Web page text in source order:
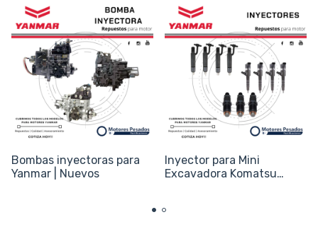
Bombas inyectoras para
Yanmar | Nuevos
Inyector para Mini
Excavadora Komatsu
Código 729901-53100